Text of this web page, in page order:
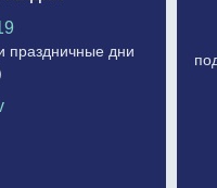
праздничные дни